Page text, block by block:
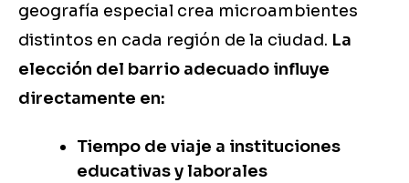
geografía especial crea microambientes
distintos en cada región de la ciudad. La
elección del barrio adecuado influye
directamente en:
Tiempo de viaje a instituciones
educativas y laborales